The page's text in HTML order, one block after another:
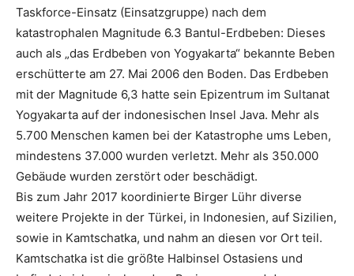
Taskforce-Einsatz (Einsatzgruppe) nach dem
katastrophalen Magnitude 6.3 Bantul-Erdbeben: Dieses
auch als „das Erdbeben von Yogyakarta“ bekannte Beben
erschütterte am 27. Mai 2006 den Boden. Das Erdbeben
mit der Magnitude 6,3 hatte sein Epizentrum im Sultanat
Yog­yakarta auf der indonesischen Insel Java. Mehr als
5.700 Menschen kamen bei der Katastrophe ums Leben,
mindestens 37.000 wurden verletzt. Mehr als 350.000
Gebäude wurden zerstört oder beschädigt.
Bis zum Jahr 2017 koordinierte Birger Lühr diverse
weitere Projekte in der Türkei, in Indonesien, auf Sizilien,
sowie in Kamtschatka, und nahm an diesen vor Ort teil.
Kamtschatka ist die größte Halbinsel Ostasiens und